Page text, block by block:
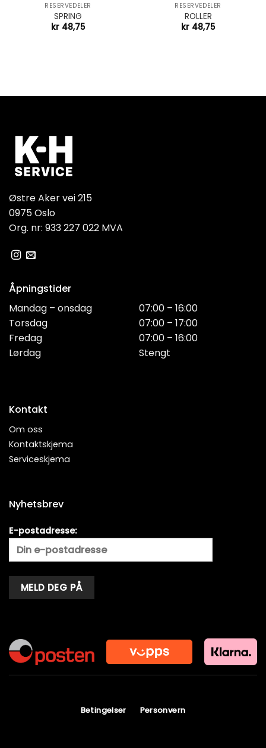
RESERVEDELER
SPRING
kr 48,75
RESERVEDELER
ROLLER
kr 48,75
Østre Aker vei 215
0975 Oslo
Org. nr: 933 227 022 MVA
Åpningstider
Mandag – onsdag
Torsdag
Fredag
Lørdag
07:00 – 16:00
07:00 – 17:00
07:00 – 16:00
Stengt
Kontakt
Om oss
Kontaktskjema
Serviceskjema
Nyhetsbrev
E-postadresse:
Betingelser Personvern